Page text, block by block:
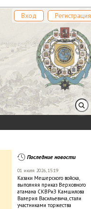
Вход Регистрация
Последние новости
01 июля 2026, 15:19
Казаки Мещерского войска,
выполняя приказ Верховного
атамана СКВРиЗ Камшилова
Валерия Васильевича, стали
участниками торжества